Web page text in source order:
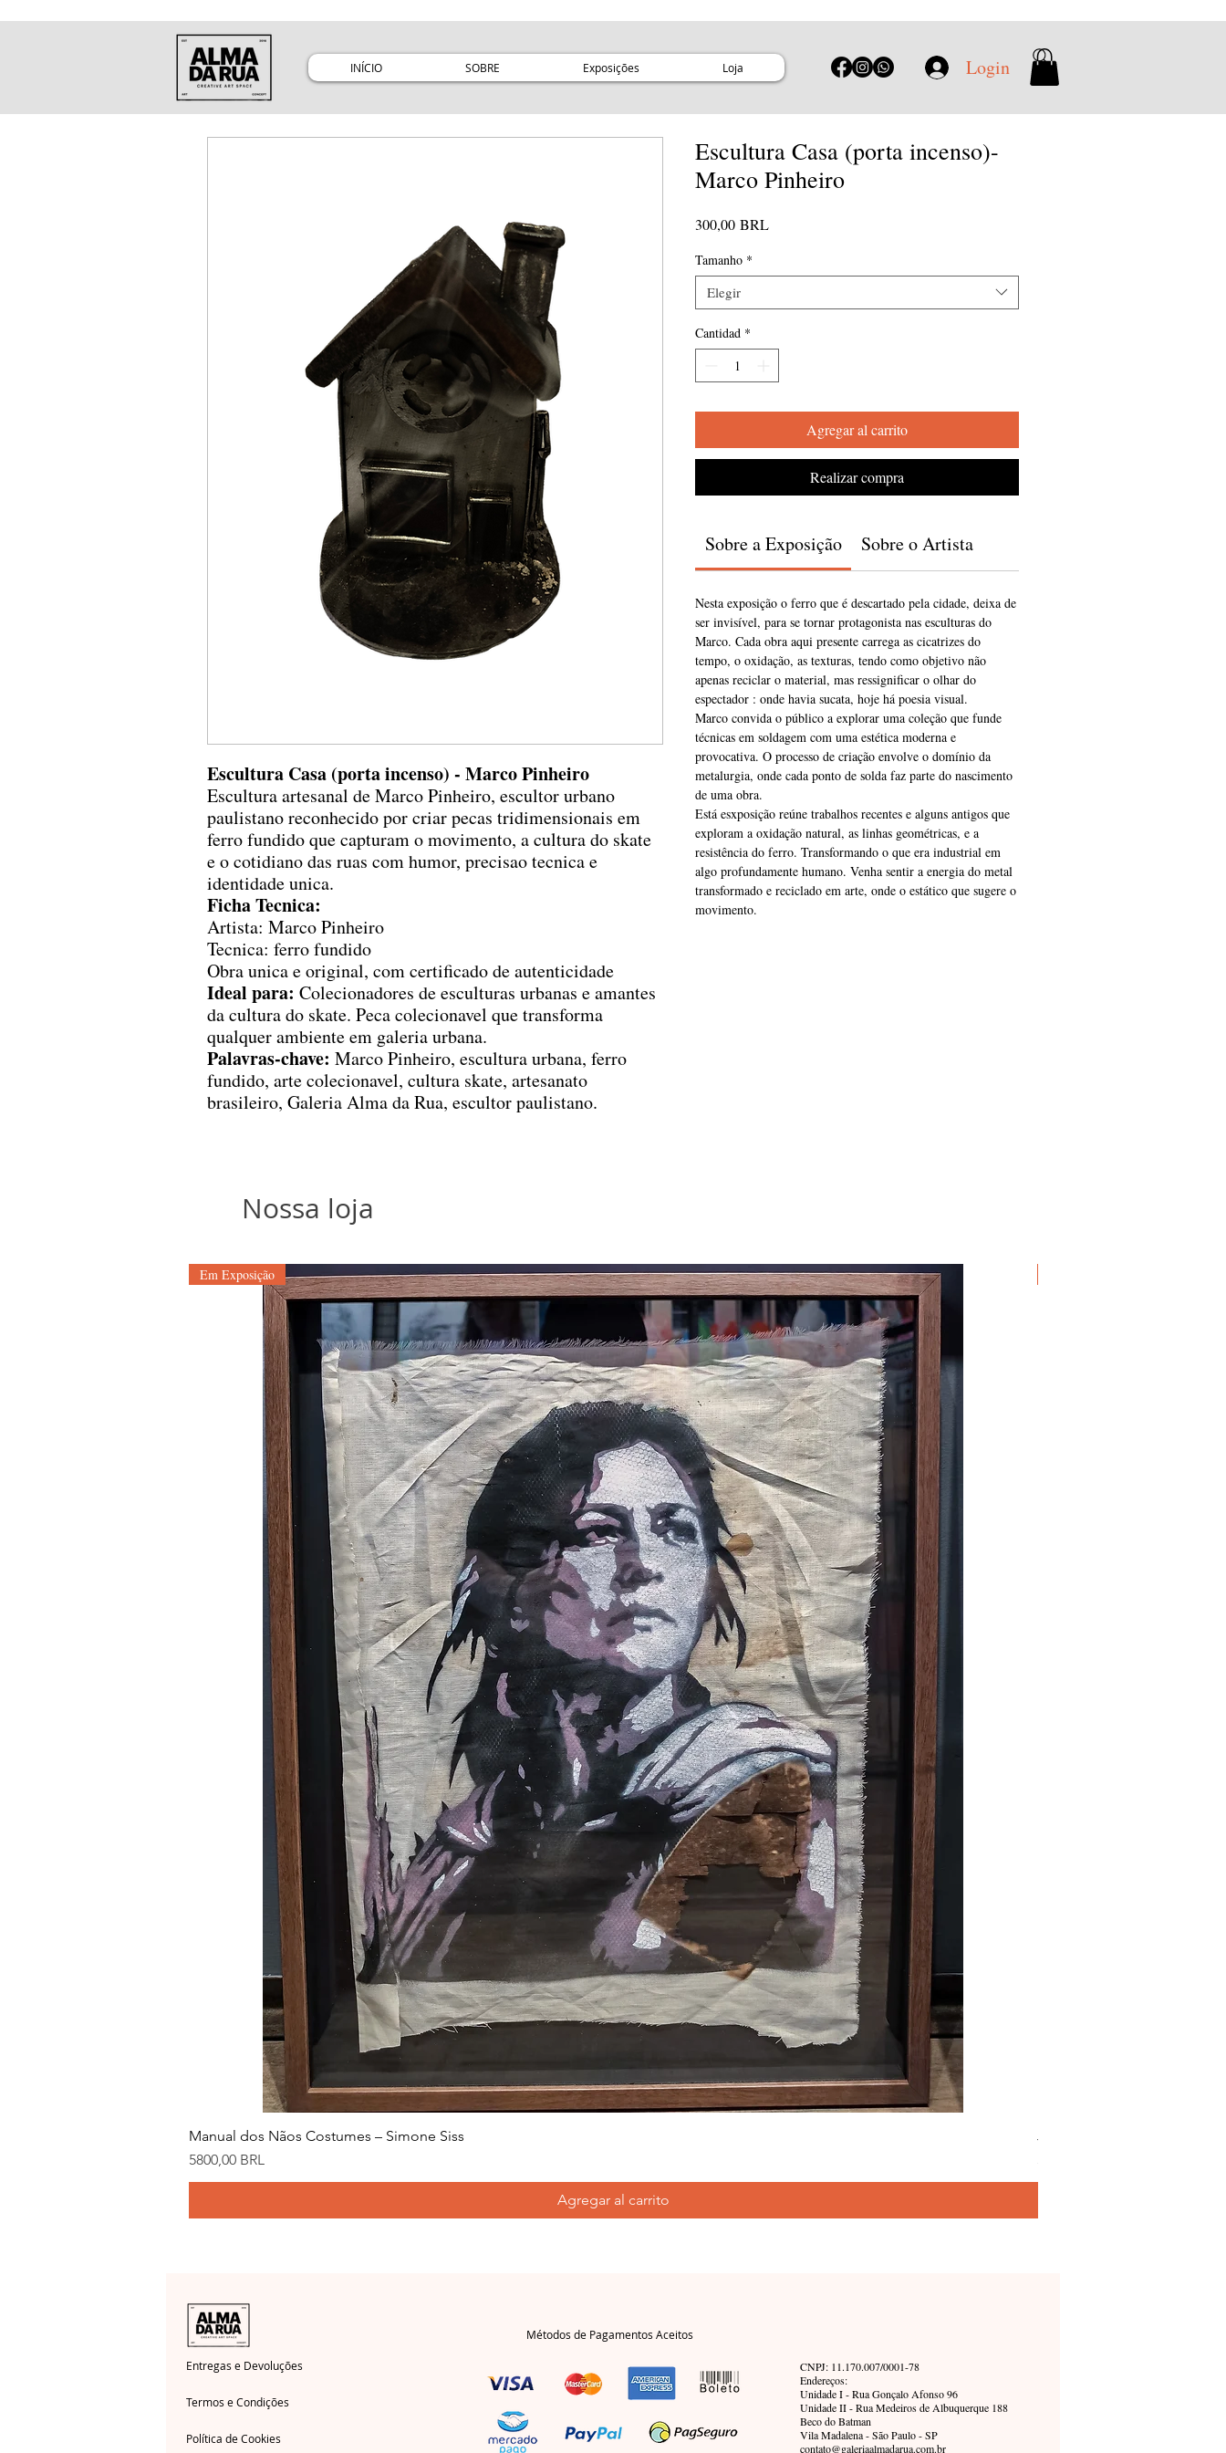
INÍCIO SOBRE Exposições Loja Login
Escultura Casa (porta incenso) - Marco Pinheiro
Escultura artesanal de Marco Pinheiro, escultor urbano
paulistano reconhecido por criar pecas tridimensionais em
ferro fundido que capturam o movimento, a cultura do skate
e o cotidiano das ruas com humor, precisao tecnica e
identidade unica.
Ficha Tecnica:
Artista: Marco Pinheiro
Tecnica: ferro fundido
Obra unica e original, com certificado de autenticidade
Ideal para: Colecionadores de esculturas urbanas e amantes
da cultura do skate. Peca colecionavel que transforma
qualquer ambiente em galeria urbana.
Palavras-chave: Marco Pinheiro, escultura urbana, ferro
fundido, arte colecionavel, cultura skate, artesanato
brasileiro, Galeria Alma da Rua, escultor paulistano.
Escultura Casa (porta incenso)-
Marco Pinheiro
300,00 BRLPrecio
Tamanho *
Elegir
Cantidad *
Agregar al carrito
Realizar compra
Sobre a Exposição Sobre o Artista
Nesta exposição o ferro que é descartado pela cidade, deixa de
ser invisível, para se tornar protagonista nas esculturas do
Marco. Cada obra aqui presente carrega as cicatrizes do
tempo, o oxidação, as texturas, tendo como objetivo não
apenas reciclar o material, mas ressignificar o olhar do
espectador : onde havia sucata, hoje há poesia visual.
Marco convida o público a explorar uma coleção que funde
técnicas em soldagem com uma estética moderna e
provocativa. O processo de criação envolve o domínio da
metalurgia, onde cada ponto de solda faz parte do nascimento
de uma obra.
Está esxposição reúne trabalhos recentes e alguns antigos que
exploram a oxidação natural, as linhas geométricas, e a
resistência do ferro. Transformando o que era industrial em
algo profundamente humano. Venha sentir a energia do metal
transformado e reciclado em arte, onde o estático que sugere o
movimento.
Nossa loja
Em Exposição
Manual dos Nãos Costumes – Simone Siss
Precio
5800,00 BRL
Agregar al carrito
Joana d. – Simone Siss
Entregas e Devoluções
Termos e Condições
Política de Cookies
Métodos de Pagamentos Aceitos
CNPJ: 11.170.007/0001-78
Endereços:
Unidade I - Rua Gonçalo Afonso 96
Unidade II - Rua Medeiros de Albuquerque 188
Beco do Batman
Vila Madalena - São Paulo - SP
contato@galeriaalmadarua.com.br